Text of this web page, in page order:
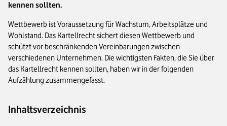
kennen sollten.
Wettbewerb ist Voraussetzung für Wachstum, Arbeitsplätze und
Wohlstand. Das Kartellrecht sichert diesen Wettbewerb und
schützt vor beschränkenden Vereinbarungen zwischen
verschiedenen Unternehmen. Die wichtigsten Fakten, die Sie über
das Kartellrecht kennen sollten, haben wir in der folgenden
Aufzählung zusammengefasst.
Inhaltsverzeichnis